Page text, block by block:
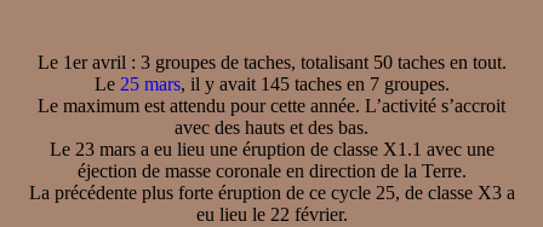
Le 1er avril : 3 groupes de taches, totalisant 50 taches en tout.
Le 25 mars, il y avait 145 taches en 7 groupes.
Le maximum est attendu pour cette année. L’activité s’accroit
avec des hauts et des bas.
Le 23 mars a eu lieu une éruption de classe X1.1 avec une
éjection de masse coronale en direction de la Terre.
La précédente plus forte éruption de ce cycle 25, de classe X3 a
eu lieu le 22 février.